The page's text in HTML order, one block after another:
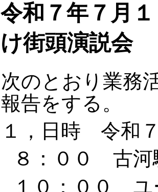
令和７年７月
け街頭演説会
次のとおり業務
報告をする。
１，日時 令和
８：００ 古河
１０：００ ユ